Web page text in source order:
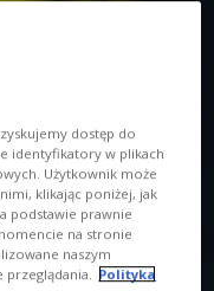
00:00
dostęp do
identyfikatory w plikach
Użytkownik może
klikając poniżej, jak
podstawie prawnie
na stronie
naszym
przeglądania. Polityka